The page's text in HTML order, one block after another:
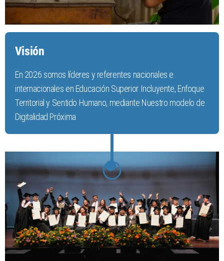
Visión
En 2026 somos líderes y referentes nacionales e
internacionales en Educación Superior Incluyente, Enfoque
Territorial y Sentido Humano, mediante Nuestro modelo de
Digitalidad Próxima